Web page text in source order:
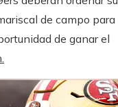
de campo para
de ganar el